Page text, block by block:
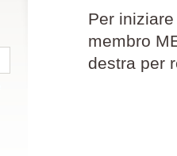
Per
membro
destra per